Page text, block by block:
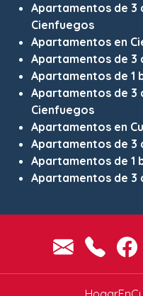
Apartamentos de 3
Cienfuegos
Apartamentos en
Apartamentos de 3
Apartamentos de 1
Apartamentos de 3
Cienfuegos
Apartamentos en
Apartamentos de 3
Apartamentos de 1
Apartamentos de 3